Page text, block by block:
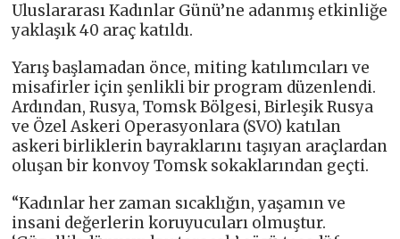
Uluslararası Kadınlar Günü’ne adanmış etkinliğe
yaklaşık 40 araç katıldı.
Yarış başlamadan önce, miting katılımcıları ve
misafirler için şenlikli bir program düzenlendi.
Ardından, Rusya, Tomsk Bölgesi, Birleşik Rusya
ve Özel Askeri Operasyonlara (SVO) katılan
askeri birliklerin bayraklarını taşıyan araçlardan
oluşan bir konvoy Tomsk sokaklarından geçti.
“Kadınlar her zaman sıcaklığın, yaşamın ve
insani değerlerin koruyucuları olmuştur.